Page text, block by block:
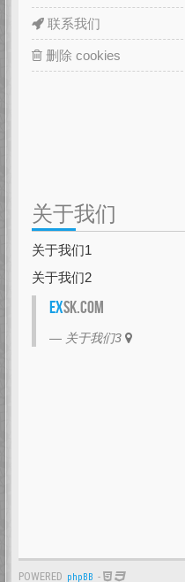
联系我们
删除 cookies
关于我们
关于我们1
关于我们2
EXSK.com
关于我们3
POWERED phpBB -